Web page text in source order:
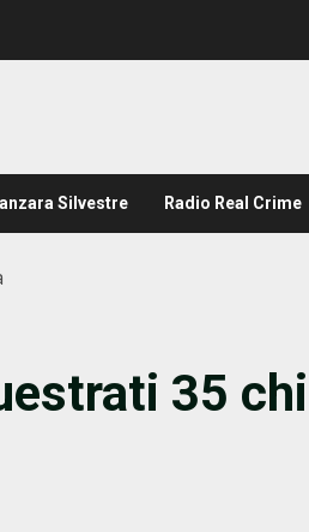
Silvestre Radio Real Crime
35